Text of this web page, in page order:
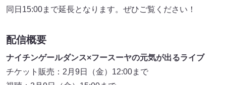
同日15:00まで延長となります。ぜひご覧ください！
配信概要
ナイチンゲールダンス×フースーヤの元気が出るライブ
チケット販売：2月9日（金）12:00まで